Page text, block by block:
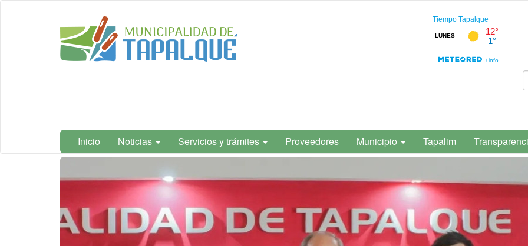
Municipalidad
de Tapalqué,
Buenos Aires
Inicio Noticias Servicios y trámites Proveedores Municipio Tapalim
Contenido
principal